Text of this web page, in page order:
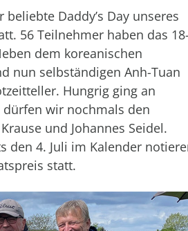
Daddy’s Day unseres
56 Teilnehmer haben das 18-
dem koreanischen
nun selbständigen Anh-Tuan
Hungrig ging an
wir nochmals den
und Johannes Seidel.
den 4. Juli im Kalender
statt.